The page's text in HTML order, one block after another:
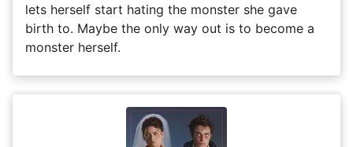
lets herself start hating the monster she gave
birth to. Maybe the only way out is to become a
monster herself.